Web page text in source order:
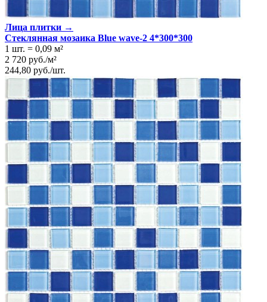
Лица плитки →
Стеклянная мозаика Blue wave-2 4*300*300
1 шт. = 0,09 м²
2 720 руб./м²
244,80 руб./шт.